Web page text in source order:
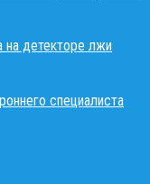
на детекторе лжи
специалиста